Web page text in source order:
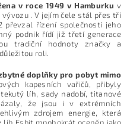
v roce 1949 v Hamburku v
vývozu . V jejím čele stál přes tři
převzal řízení společnosti jeho
podnik řídí již třetí generace
tradiční hodnoty značky a
roli.
doplňky pro pobyt mimo
kapesních vařičů, přibyly
líh, sady nadobí, titanové
že jsou i v extrémních
zdrojem energie, která